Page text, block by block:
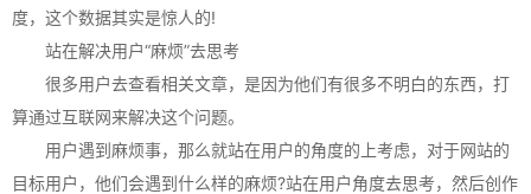
度，这个数据其实是惊人的!
站在解决用户“麻烦”去思考
很多用户去查看相关文章，是因为他们有很多不明白的东西，打
算通过互联网来解决这个问题。
用户遇到麻烦事，那么就站在用户的角度的上考虑，对于网站的
目标用户，他们会遇到什么样的麻烦?站在用户角度去思考，然后创作